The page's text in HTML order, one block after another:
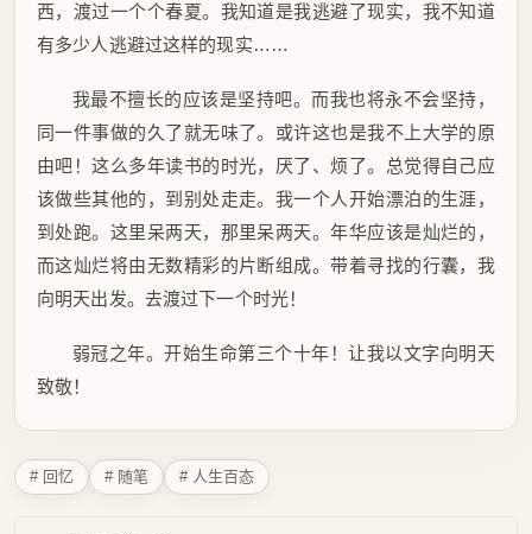
西，渡过一个个春夏。我知道是我逃避了现实，我不知道
有多少人逃避过这样的现实……
我最不擅长的应该是坚持吧。而我也将永不会坚持，
同一件事做的久了就无味了。或许这也是我不上大学的原
由吧！这么多年读书的时光，厌了、烦了。总觉得自己应
该做些其他的，到别处走走。我一个人开始漂泊的生涯，
到处跑。这里呆两天，那里呆两天。年华应该是灿烂的，
而这灿烂将由无数精彩的片断组成。带着寻找的行囊，我
向明天出发。去渡过下一个时光！
弱冠之年。开始生命第三个十年！让我以文字向明天
致敬！
# 回忆 # 随笔 # 人生百态